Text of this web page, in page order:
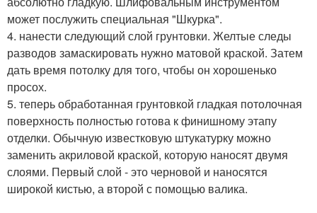
может послужить специальная "Шкурка".
4. нанести следующий слой грунтовки. Желтые следы
разводов замаскировать нужно матовой краской. Затем
дать время потолку для того, чтобы он хорошенько
просох.
5. теперь обработанная грунтовкой гладкая потолочная
поверхность полностью готова к финишному этапу
отделки. Обычную известковую штукатурку можно
заменить акриловой краской, которую наносят двумя
слоями. Первый слой - это черновой и наносятся
широкой кистью, а второй с помощью валика.